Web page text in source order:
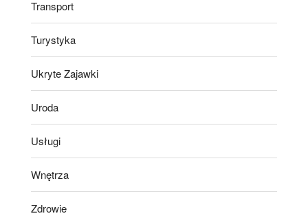
Transport
Turystyka
Ukryte Zajawki
Uroda
Usługi
Wnętrza
Zdrowie